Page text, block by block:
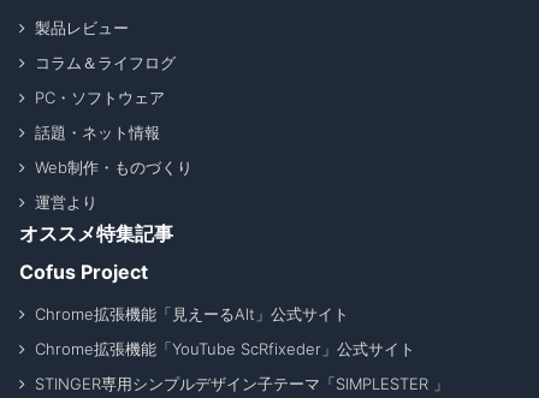
製品レビュー
コラム＆ライフログ
PC・ソフトウェア
話題・ネット情報
Web制作・ものづくり
運営より
オススメ特集記事
Cofus Project
Chrome拡張機能「見えーるAlt」公式サイト
Chrome拡張機能「YouTube ScRfixeder」公式サイト
STINGER専用シンプルデザイン子テーマ「SIMPLESTER 」